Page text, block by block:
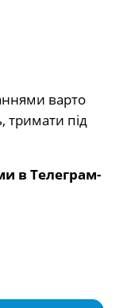
варто
тримати під
в Телеграм-